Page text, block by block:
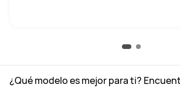
¿Qué modelo es mejor para ti?